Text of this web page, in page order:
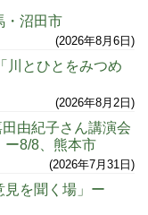
沼田市
2026年8月6日
とひとをみつめ
2026年8月2日
由紀子さん講演会
ー8/8、熊本市
2026年7月31日
見を聞く場」ー